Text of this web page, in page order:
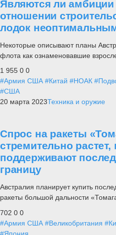
Являются ли амбиции
отношении
лодок
Некоторые описывают планы
флота как ознаменовавшие
1 955 0 0
#Армия США #Китай #НОАК
#США
20 марта 2023Техника и оружие
Спрос на ракеты
стремительно
поддерживают
границу
Австралия планирует купить
ракеты большой дальности
702 0 0
#Армия США #Великобритания
#Япония